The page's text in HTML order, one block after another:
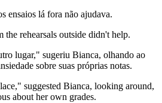
ensaios lá fora não ajudava.
rehearsals outside didn't help.
lugar," sugeriu Bianca, olhando ao
sobre suas próprias notas.
suggested Bianca, looking around,
about her own grades.